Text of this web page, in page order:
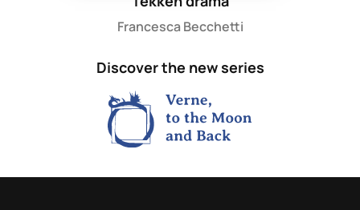
Francesca Becchetti
Discover the new series